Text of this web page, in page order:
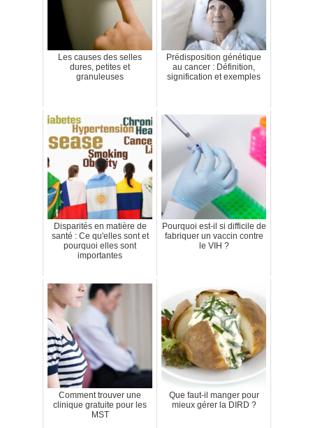
Les causes des selles
dures, petites et
granuleuses
Prédisposition génétique
au cancer : Définition,
signification et exemples
Disparités en matière de
santé : Ce qu'elles sont et
pourquoi elles sont
importantes
Pourquoi est-il si difficile de
fabriquer un vaccin contre
le VIH ?
Comment trouver une
clinique gratuite pour les
MST
Que faut-il manger pour
mieux gérer la DIRD ?